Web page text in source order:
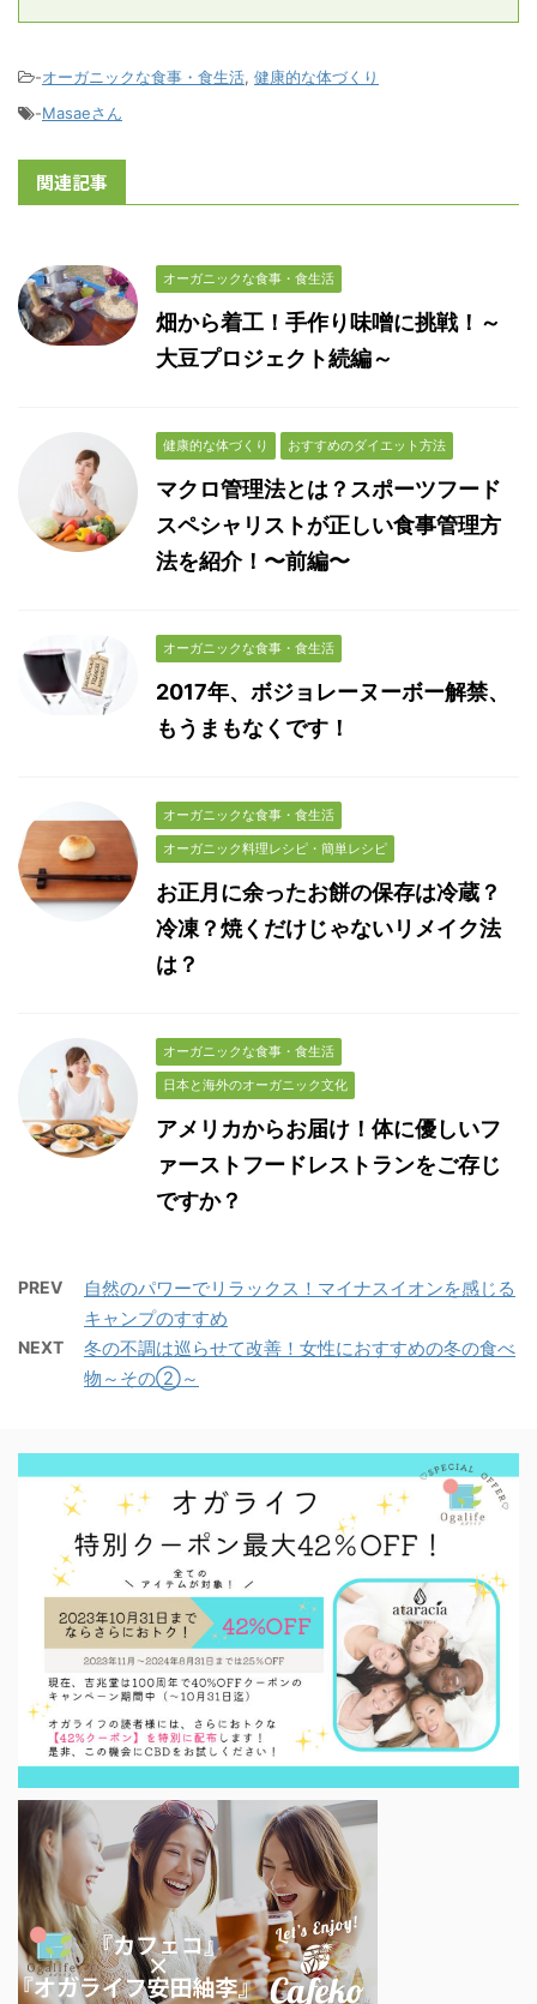
-オーガニックな食事・食生活, 健康的な体づくり
-Masaeさん
関連記事
オーガニックな食事・食生活
畑から着工！手作り味噌に挑戦！～
大豆プロジェクト続編～
健康的な体づくり おすすめのダイエット方法
マクロ管理法とは？スポーツフード
スペシャリストが正しい食事管理方
法を紹介！〜前編〜
オーガニックな食事・食生活
2017年、ボジョレーヌーボー解禁、
もうまもなくです！
オーガニックな食事・食生活
オーガニック料理レシピ・簡単レシピ
お正月に余ったお餅の保存は冷蔵？
冷凍？焼くだけじゃないリメイク法
は？
オーガニックな食事・食生活
日本と海外のオーガニック文化
アメリカからお届け！体に優しいフ
ァーストフードレストランをご存じ
ですか？
PREV
自然のパワーでリラックス！マイナスイオンを感じる
キャンプのすすめ
NEXT
冬の不調は巡らせて改善！女性におすすめの冬の食べ
物～その②～